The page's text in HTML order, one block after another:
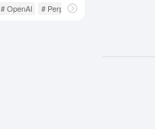
# OpenAI # Perplexity